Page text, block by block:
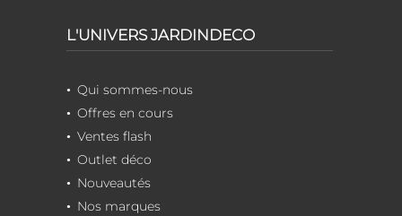
L'UNIVERS JARDINDECO
Qui sommes-nous
Offres en cours
Ventes flash
Outlet déco
Nouveautés
Nos marques